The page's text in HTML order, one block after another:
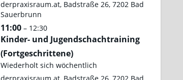
derpraxisraum.at, Badstraße 26, 7202 Bad
Sauerbrunn
11:00 – 12:30
Kinder- und Jugendschachtraining
(Fortgeschrittene)
Wiederholt sich wöchentlich